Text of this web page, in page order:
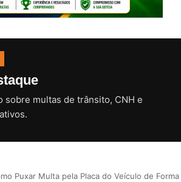
sobre multas de trânsito, CNH e
PARA ATIVAR O SOM
Puxar Multa pela Placa do Veículo de Forma